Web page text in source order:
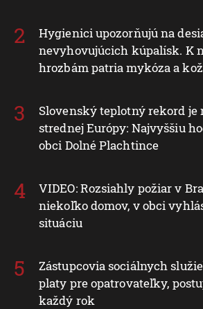
Hygienici upozorňujú na
nevyhovujúcich kúpalísk. K
hrozbám patria mykóza a
Slovenský teplotný rekord je
strednej Európy: Najvyššiu
obci Dolné Plachtince
VIDEO: Rozsiahly požiar v
niekoľko domov, v obci
situáciu
Zástupcovia sociálnych
platy pre opatrovateľky,
každý rok